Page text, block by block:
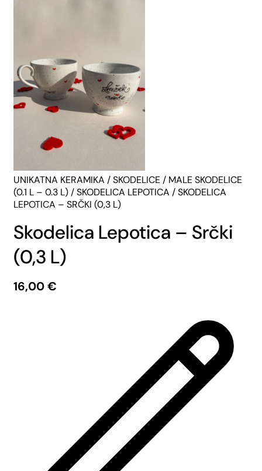
UNIKATNA KERAMIKA /SKODELICE / MALE SKODELICE
(0.1 L – 0.3 L) /SKODELICA LEPOTICA / SKODELICA
LEPOTICA – SRČKI (0,3 L)
Skodelica Lepotica – Srčki
(0,3 L)
16,00€